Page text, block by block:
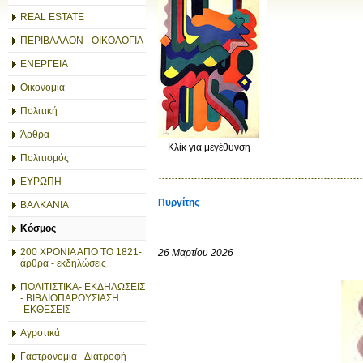
REAL ESTATE
ΠΕΡΙΒΑΛΛΟΝ - ΟΙΚΟΛΟΓΙΑ
ΕΝΕΡΓΕΙΑ
Οικονομία
Πολιτική
Άρθρα
Πολιτισμός
ΕΥΡΩΠΗ
ΒΑΛΚΑΝΙΑ
Κόσμος
200 ΧΡΟΝΙΑ ΑΠΟ ΤΟ 1821-
άρθρα - εκδηλώσεις
ΠΟΛΙΤΙΣΤΙΚΑ- ΕΚΔΗΛΩΣΕΙΣ
- ΒΙΒΛΙΟΠΑΡΟΥΣΙΑΣΗ
-ΕΚΘΕΣΕΙΣ
Αγροτικά
Γαστρονομία - Διατροφή
Κλίκ για μεγέθυνση
Πυργίτης
26 Μαρτίου 2026